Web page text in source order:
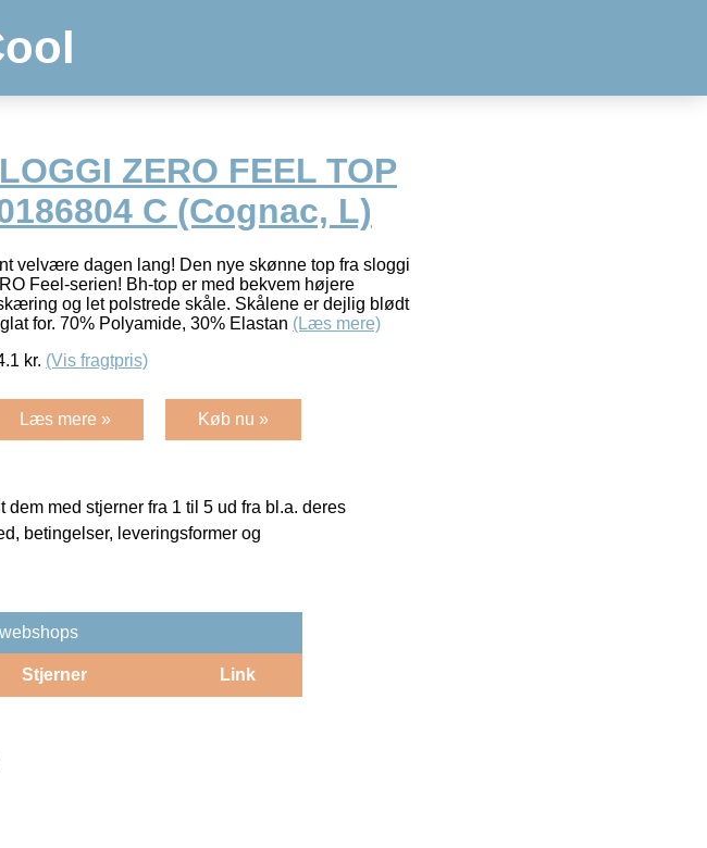
ZERO FEEL TOP
C (Cognac, L)
velvære dagen lang! Den nye skønne top fra sloggi
Feel-serien! Bh-top er med bekvem højere
og let polstrede skåle. Skålene er dejlig blødt
for. 70% Polyamide, 30% Elastan (Læs mere)
kr. (Vis fragtpris)
Læs mere » Køb nu »
med stjerner fra 1 til 5 ud fra bl.a. deres
betingelser, leveringsformer og
Stjerner Link